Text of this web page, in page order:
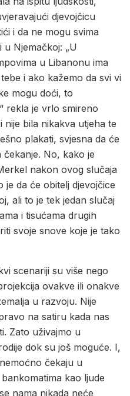
djevojčicu
i da ne mogu svima
Njemačkoj: „U
u Libanonu ima
i ako kažemo da svi vi
mogu doći, to
rekla je vrlo smireno
bila nikakva utjeha te
plakati, svjesna da će
No, kako je
nakon ovog slučaja
da će obitelj djevojčice
ali to je tek jedan slučaj
i tisućama drugih
svoje snove koje je tako
scenariji su više nego
ovakve ili onakve
u razvoju. Nije
na satiru kada nas
Zato uživajmo u
dok su još moguće. I,
čekaju u
kao ljude
nama nikada neće